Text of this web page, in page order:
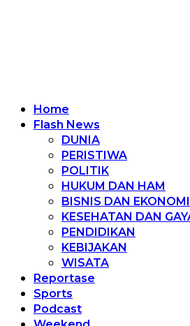
Home
Flash News
DUNIA
PERISTIWA
POLITIK
HUKUM DAN HAM
BISNIS DAN EKONOMI
KESEHATAN DAN
PENDIDIKAN
KEBIJAKAN
WISATA
Reportase
Sports
Podcast